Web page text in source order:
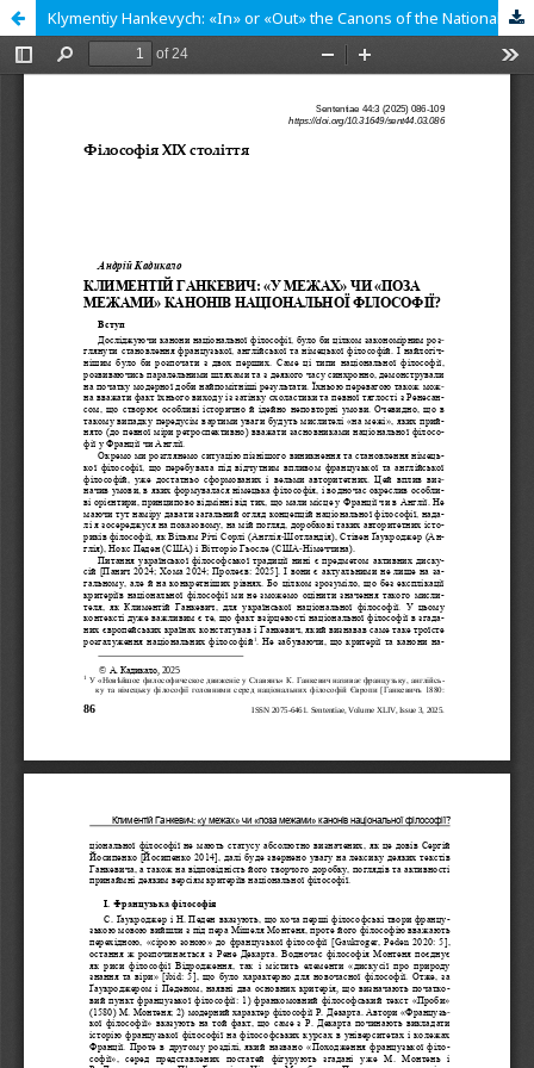
Klymentiy Hankevych: «In» or «Out» the Canons of the National Philosophy?